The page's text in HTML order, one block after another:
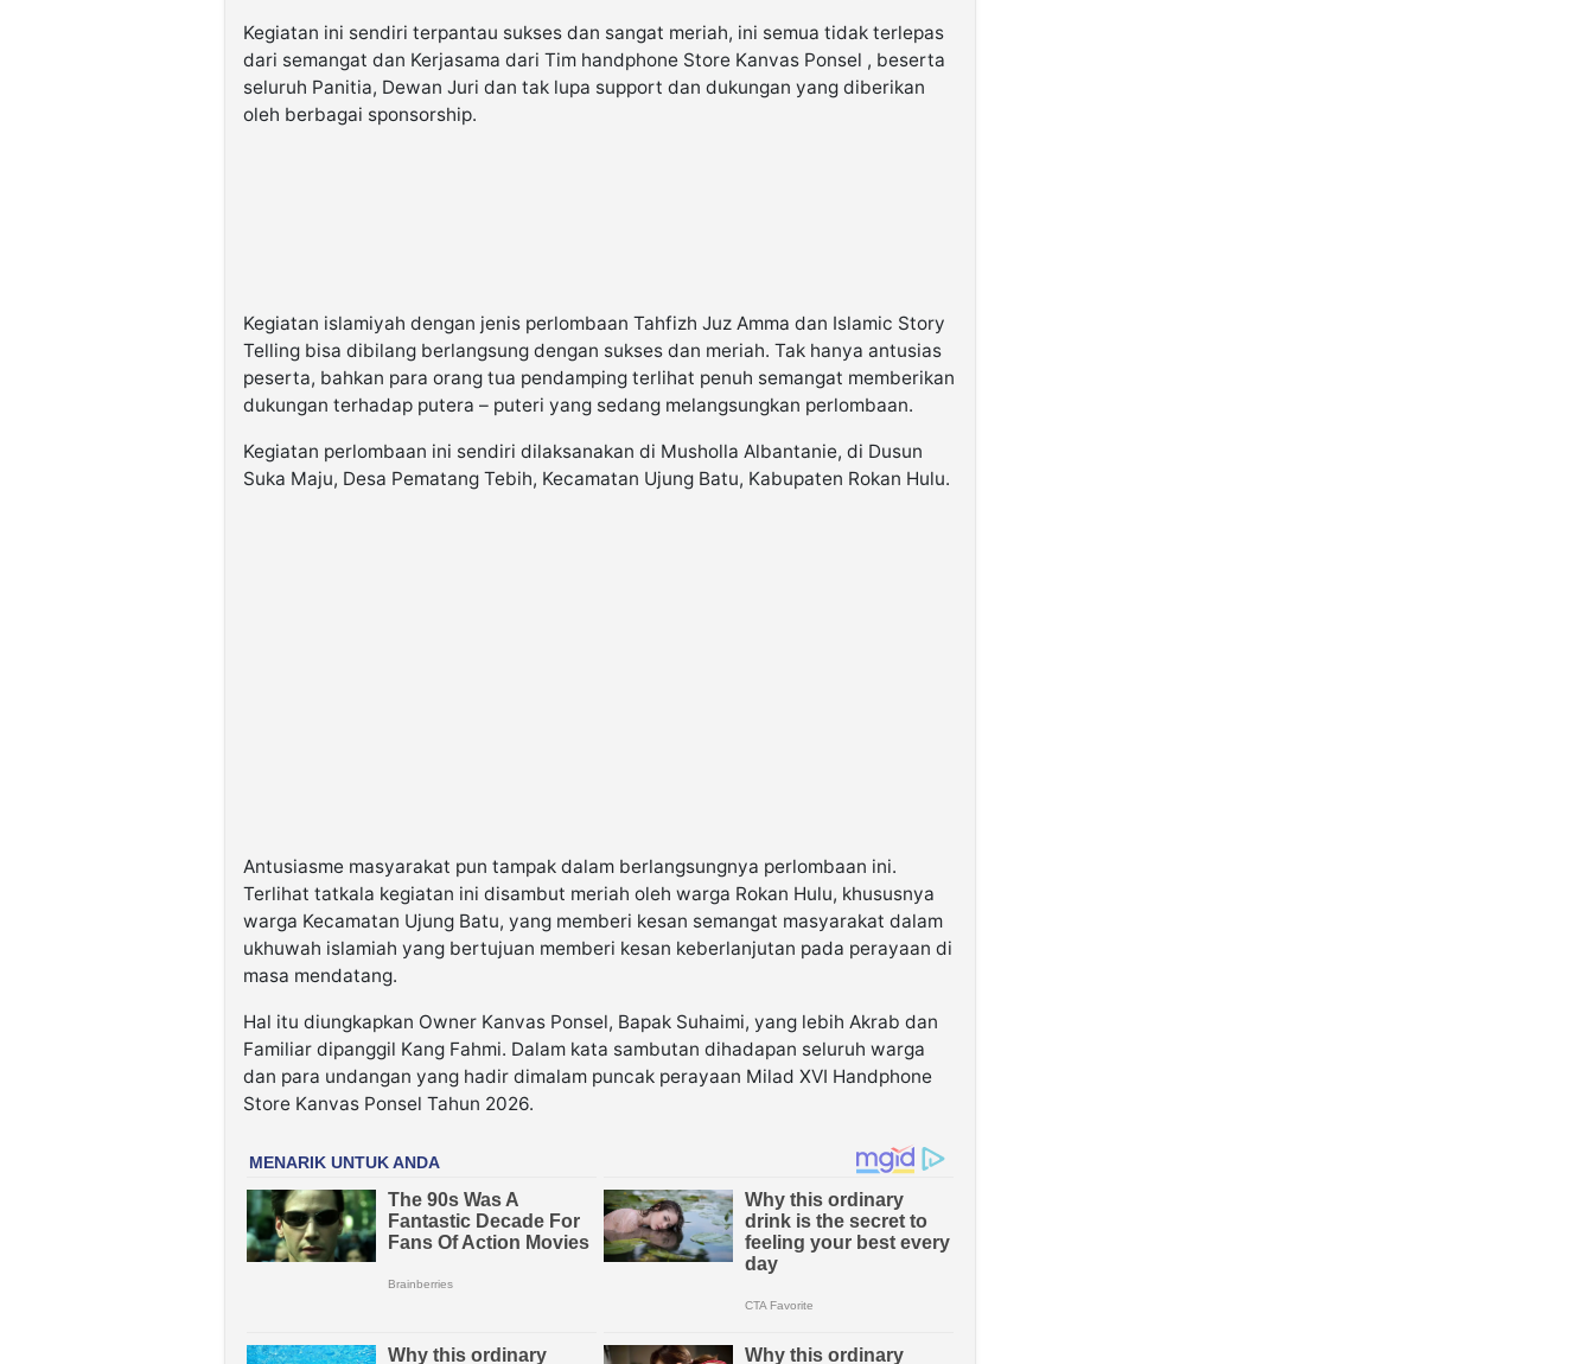
Kegiatan ini sendiri terpantau sukses dan sangat meriah, ini semua tidak terlepas
dari semangat dan Kerjasama dari Tim handphone Store Kanvas Ponsel , beserta
seluruh Panitia, Dewan Juri dan tak lupa support dan dukungan yang diberikan
oleh berbagai sponsorship.
Kegiatan islamiyah dengan jenis perlombaan Tahfizh Juz Amma dan Islamic Story
Telling bisa dibilang berlangsung dengan sukses dan meriah. Tak hanya antusias
peserta, bahkan para orang tua pendamping terlihat penuh semangat memberikan
dukungan terhadap putera – puteri yang sedang melangsungkan perlombaan.
Kegiatan perlombaan ini sendiri dilaksanakan di Musholla Albantanie, di Dusun
Suka Maju, Desa Pematang Tebih, Kecamatan Ujung Batu, Kabupaten Rokan Hulu.
Antusiasme masyarakat pun tampak dalam berlangsungnya perlombaan ini.
Terlihat tatkala kegiatan ini disambut meriah oleh warga Rokan Hulu, khususnya
warga Kecamatan Ujung Batu, yang memberi kesan semangat masyarakat dalam
ukhuwah islamiah yang bertujuan memberi kesan keberlanjutan pada perayaan di
masa mendatang.
Hal itu diungkapkan Owner Kanvas Ponsel, Bapak Suhaimi, yang lebih Akrab dan
Familiar dipanggil Kang Fahmi. Dalam kata sambutan dihadapan seluruh warga
dan para undangan yang hadir dimalam puncak perayaan Milad XVI Handphone
Store Kanvas Ponsel Tahun 2026.